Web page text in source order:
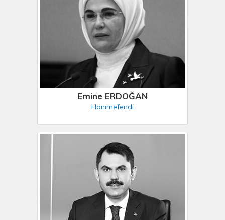
Emine ERDOĞAN
Hanımefendi